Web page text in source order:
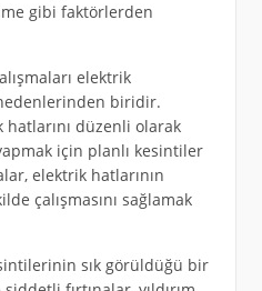
gibi faktörlerden
elektrik
biridir.
düzenli olarak
için planlı kesintiler
elektrik hatlarının
çalışmasını sağlamak
sık görüldüğü bir